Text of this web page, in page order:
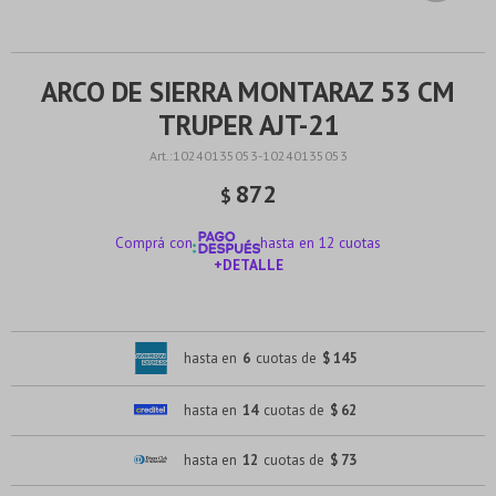
ARCO DE SIERRA MONTARAZ 53 CM
TRUPER AJT-21
10240135053-10240135053
$ 872
Comprá con
hasta en 12 cuotas
+DETALLE
hasta en 6 cuotas de $ 145
hasta en 14 cuotas de $ 62
hasta en 12 cuotas de $ 73